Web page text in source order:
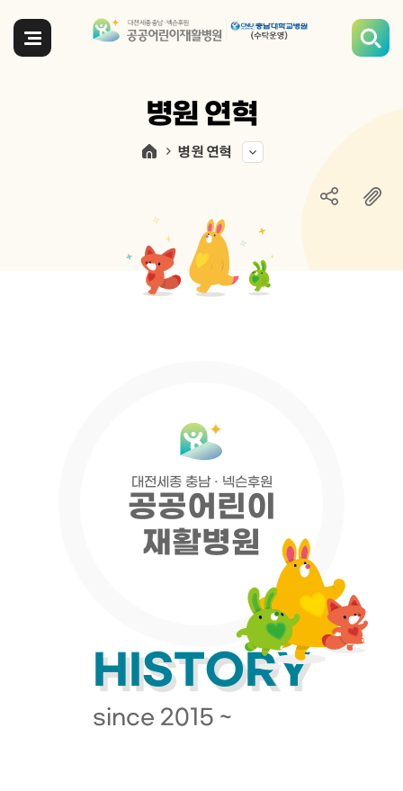
전체메뉴
병원 연혁
병원 연혁
대전세종 충남 · 넥슨후원
공공어린이
재활병원
HISTORY
since 2015 ~